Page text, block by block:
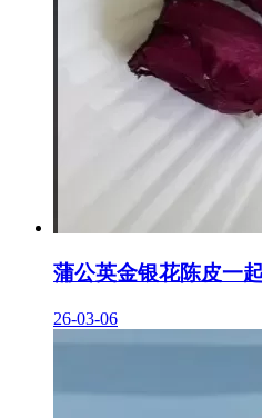
蒲公英金银花陈皮一
26-03-06